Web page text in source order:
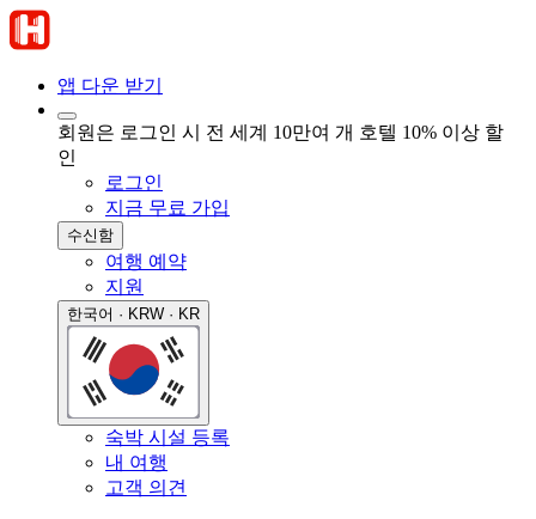
앱 다운 받기
회원은 로그인 시 전 세계 10만여 개 호텔 10% 이상 할
인
로그인
지금 무료 가입
수신함
여행 예약
지원
한국어 · KRW · KR
숙박 시설 등록
내 여행
고객 의견